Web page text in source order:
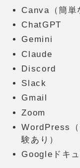
Canva（簡単
ChatGPT
Gemini
Claude
Discord
Slack
Gmail
Zoom
WordPress
験あり）
Googleドキ